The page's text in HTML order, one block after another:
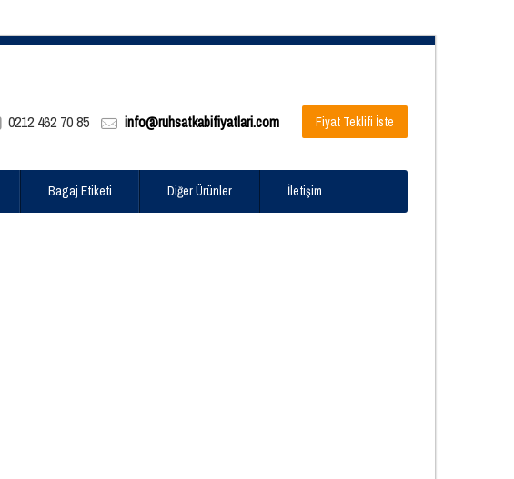
0212 462 70 85 info@ruhsatkabifiyatlari.com Fiyat Teklifi İste
Bagaj Etiketi Diğer Ürünler İletişim